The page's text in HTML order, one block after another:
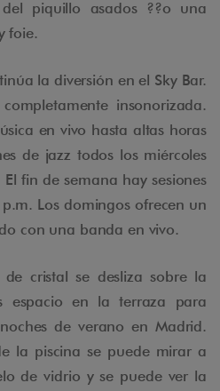
piquillo asados ??o una
foie.
la diversión en el Sky Bar.
insonorizada.
en vivo hasta altas horas
de jazz todos los miércoles
fin de semana hay sesiones
Los domingos ofrecen un
con una banda en vivo.
cristal se desliza sobre la
espacio en la terraza para
de verano en Madrid.
la piscina se puede mirar a
de vidrio y se puede ver la